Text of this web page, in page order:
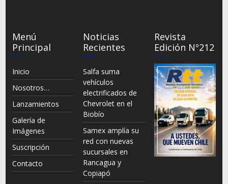
Menú
Principal
Inicio
Nosotros…
Lanzamientos
Galería de
Imágenes
Suscripción
Contacto
Noticias
Recientes
Salfa suma
vehículos
electrificados de
Chevrolet en el
Biobío
Samex amplía su
red con nuevas
sucursales en
Rancagua y
Copiapó
Revista
Edición Nº212